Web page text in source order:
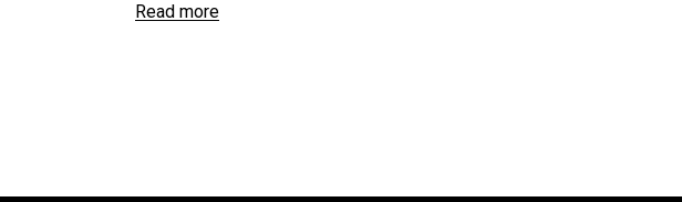
Read more